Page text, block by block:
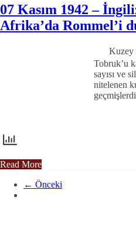
07 Kasım 1942 –
Afrika’da Rommel’i
Kuzey
Tobruk’u
sayısı ve
nite­lenen
Read More
← Önceki